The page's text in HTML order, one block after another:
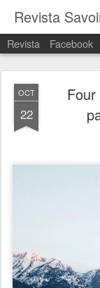
Revista
Revista Facebook
OCT
22